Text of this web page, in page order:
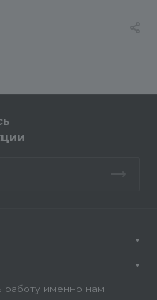
работу именно нам